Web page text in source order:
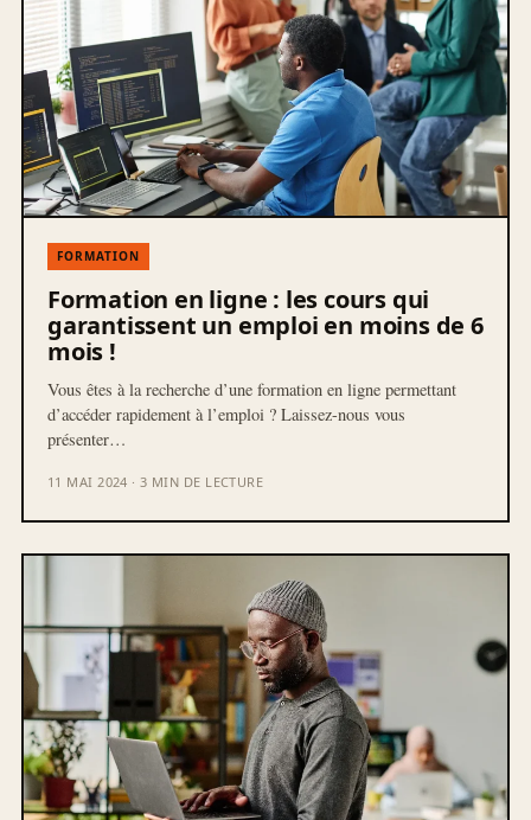
FORMATION
Formation en ligne : les cours qui
garantissent un emploi en moins de 6
mois !
Vous êtes à la recherche d’une formation en ligne permettant
d’accéder rapidement à l’emploi ? Laissez-nous vous
présenter…
11 MAI 2024 · 3 MIN DE LECTURE